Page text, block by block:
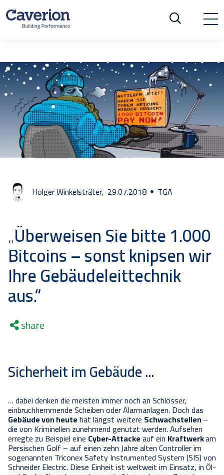
Holger Winkelsträter, 29.07.2018 TGA
„Überweisen Sie bitte 1.000
Bitcoins – sonst knipsen wir
Ihre Gebäudeleittechnik
aus.“
share
Sicherheit im Gebäude ...
… dabei denken die meisten immer noch an Schlösser,
einbruchhemmende Scheiben oder Alarmanlagen. Doch das
Gebäude von heutehat längst weitere Schwachstellen–
die von Kriminellen zunehmend genutzt werden. Aufsehen
erregte zu Beispiel eine Cyber-Attackeauf ein Kraftwerkam
Persischen Golf – auf einen zehn Jahre alten Controller im
sogenannten Triconex Safety Instrumented System (SIS) von
Schneider Electric. Diese Einheit ist weltweit im Einsatz, in Öl-